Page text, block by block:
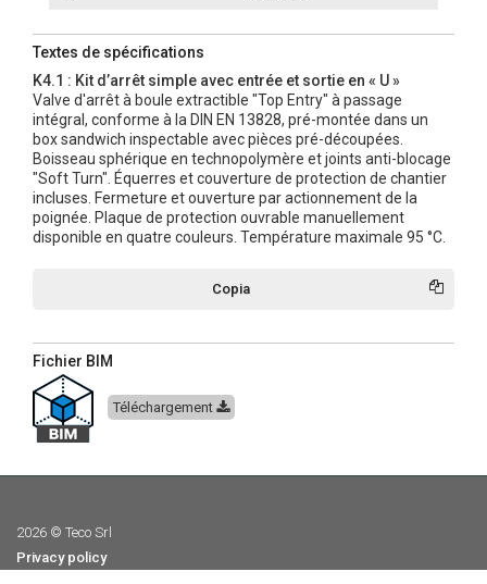
Textes de spécifications
K4.1 : Kit d’arrêt simple avec entrée et sortie en « U »
Valve d'arrêt à boule extractible "Top Entry" à passage
intégral, conforme à la DIN EN 13828, pré-montée dans un
box sandwich inspectable avec pièces pré-découpées.
Boisseau sphérique en technopolymère et joints anti-blocage
"Soft Turn". Équerres et couverture de protection de chantier
incluses. Fermeture et ouverture par actionnement de la
poignée. Plaque de protection ouvrable manuellement
disponible en quatre couleurs. Température maximale 95 °C.
Copia
Fichier BIM
Téléchargement
2026 © Teco Srl
Privacy policy